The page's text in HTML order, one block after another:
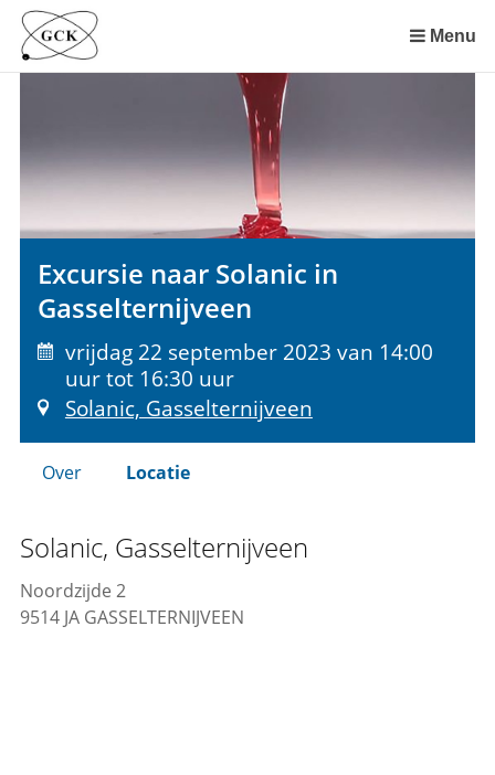
Sla
links
over
inhoud
Spring
naar
menu
Menu
Excursie naar Solanic in
Gasselternijveen
vrijdag 22 september 2023 van 14:00
uur tot 16:30 uur
Solanic, Gasselternijveen
Over Locatie
Solanic, Gasselternijveen
Noordzijde 2
9514 JA GASSELTERNIJVEEN